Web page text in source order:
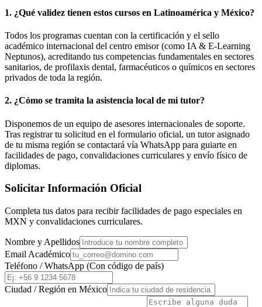
1. ¿Qué validez tienen estos cursos en Latinoamérica y México?
Todos los programas cuentan con la certificación y el sello
académico internacional del centro emisor (como IA & E-Learning
Neptunos), acreditando tus competencias fundamentales en sectores
sanitarios, de profilaxis dental, farmacéuticos o químicos en sectores
privados de toda la región.
2. ¿Cómo se tramita la asistencia local de mi tutor?
Disponemos de un equipo de asesores internacionales de soporte.
Tras registrar tu solicitud en el formulario oficial, un tutor asignado
de tu misma región se contactará vía WhatsApp para guiarte en
facilidades de pago, convalidaciones curriculares y envío físico de
diplomas.
Solicitar Información Oficial
Completa tus datos para recibir facilidades de pago especiales en
MXN y convalidaciones curriculares.
Nombre y Apellidos
Email Académico
Teléfono / WhatsApp (Con código de país)
Ciudad / Región en México